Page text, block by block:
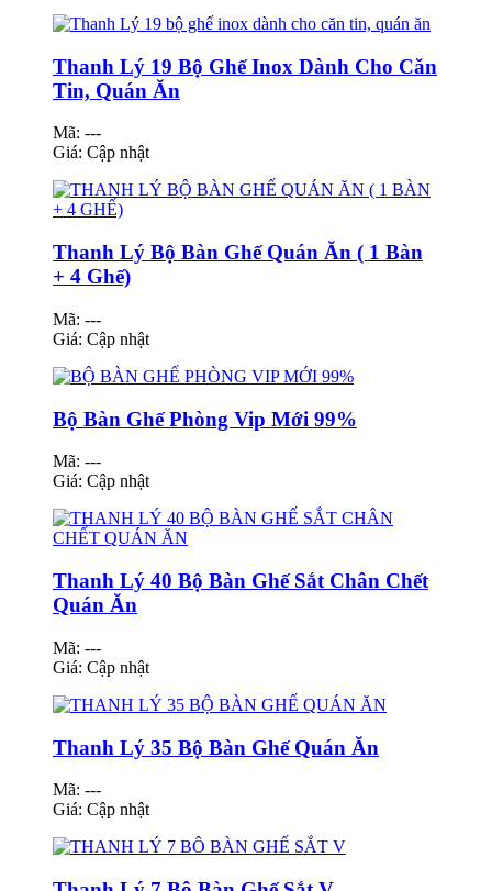
Thanh Lý 19 Bộ Ghế Inox Dành Cho Căn
Tin, Quán Ăn
Mã: ---
Giá: Cập nhật
Thanh Lý Bộ Bàn Ghế Quán Ăn ( 1 Bàn
+ 4 Ghế)
Mã: ---
Giá: Cập nhật
Bộ Bàn Ghế Phòng Vip Mới 99%
Mã: ---
Giá: Cập nhật
Thanh Lý 40 Bộ Bàn Ghế Sắt Chân Chết
Quán Ăn
Mã: ---
Giá: Cập nhật
Thanh Lý 35 Bộ Bàn Ghế Quán Ăn
Mã: ---
Giá: Cập nhật